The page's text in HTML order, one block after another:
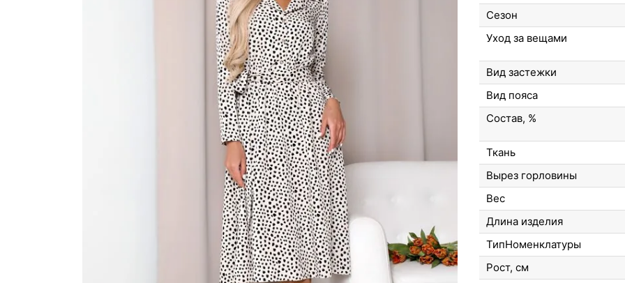
Сезон
Уход за вещами
Вид застежки
Вид пояса
Состав, %
Ткань
Вырез горловины
Вес
Длина изделия
ТипНоменклатуры
Рост, см